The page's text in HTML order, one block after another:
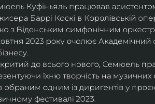
Куфіньяль працював
Баррі Коскі в Королівській
з Віденським симфонічним
2023 року очолює Академічний
до всього нового, Семюель
їхню творчість на музичних
обраним одним із дириґентів у
фестивалі 2023.